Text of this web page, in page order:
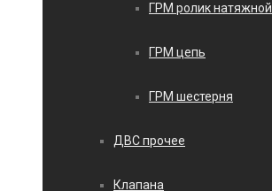
ГРМ ролик натяжной
ГРМ цепь
ГРМ шестерня
ДВС прочее
Клапана